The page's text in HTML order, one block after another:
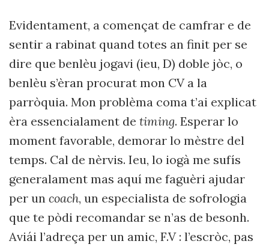
Evidentament, a començat de camfrar e de
sentir a rabinat quand totes an finit per se
dire que benlèu jogavi (ieu, D) doble jòc, o
benlèu s’èran procurat mon CV a la
parròquia. Mon problèma coma t’ai explicat
èra essencialament de timing. Esperar lo
moment favorable, demorar lo mèstre del
temps. Cal de nèrvis. Ieu, lo iogà me sufís
generalament mas aquí me faguèri ajudar
per un coach, un especialista de sofrologia
que te pòdi recomandar se n’as de besonh.
Aviái l’adreça per un amic, F.V : l’escròc, pas